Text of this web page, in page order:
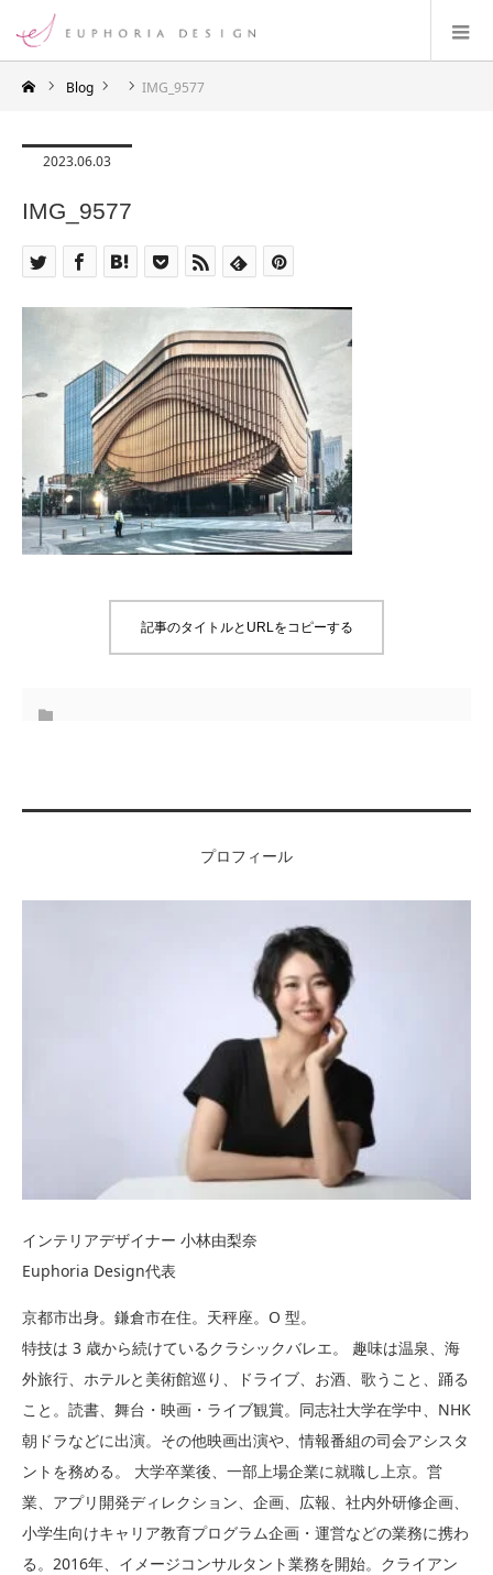
Blog IMG_9577
2023.06.03
IMG_9577
記事のタイトルとURLをコピーする
プロフィール
インテリアデザイナー 小林由梨奈
Euphoria Design代表
京都市出身。鎌倉市在住。天秤座。O 型。
特技は 3 歳から続けているクラシックバレエ。 趣味は温泉、海
外旅行、ホテルと美術館巡り、ドライブ、お酒、歌うこと、踊る
こと。読書、舞台・映画・ライブ観賞。同志社大学在学中、NHK
朝ドラなどに出演。その他映画出演や、情報番組の司会アシスタ
ントを務める。 大学卒業後、一部上場企業に就職し上京。営
業、アプリ開発ディレクション、企画、広報、社内外研修企画、
小学生向けキャリア教育プログラム企画・運営などの業務に携わ
る。2016年、イメージコンサルタント業務を開始。クライアン